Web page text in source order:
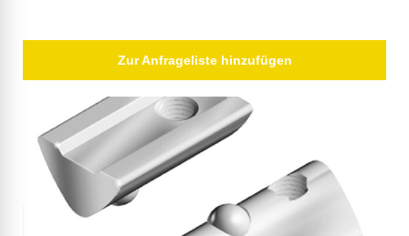
Zur Anfrageliste hinzufügen